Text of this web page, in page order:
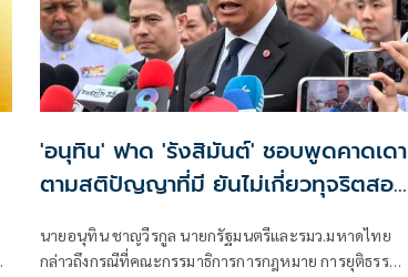
'อนุทิน' ฟาด 'รังสิมันต์' ชอบพูดคาดเดา
ตามสติปัญญาที่มี ยันไม่เกี่ยวทุจริตสอบ
นายอนุทิน ชาญวีรกูล นายกรัฐมนตรีและรมว.มหาดไทย
กล่าวถึงกรณีที่คณะกรรมาธิการการกฎหมาย การยุติธรรม